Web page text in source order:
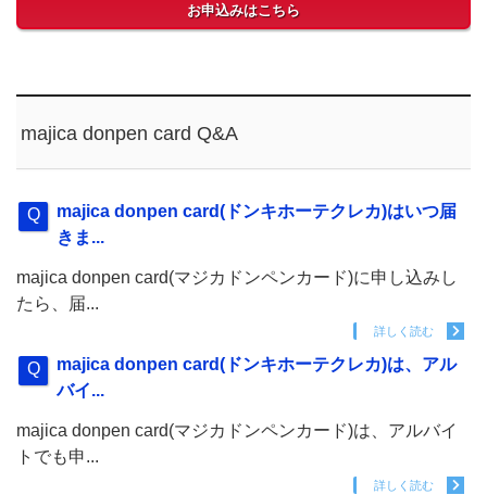
お申込みはこちら
majica donpen card Q&A
majica donpen card(ドンキホーテクレカ)はいつ届
きま...
majica donpen card(マジカドンペンカード)に申し込みし
たら、届...
詳しく読む
majica donpen card(ドンキホーテクレカ)は、アル
バイ...
majica donpen card(マジカドンペンカード)は、アルバイ
トでも申...
詳しく読む